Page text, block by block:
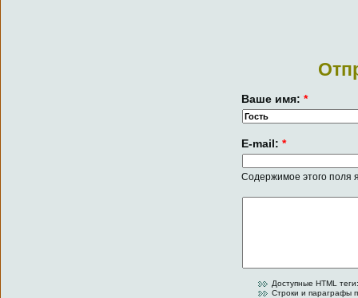
Ваше имя:*
E-mail:*
Содержимое этого поля
Доступные HTML
Строки и параграфы